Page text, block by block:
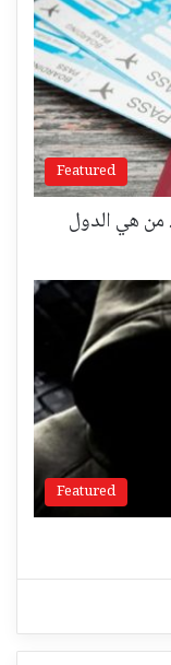
Featured
من هي الدول
Featured